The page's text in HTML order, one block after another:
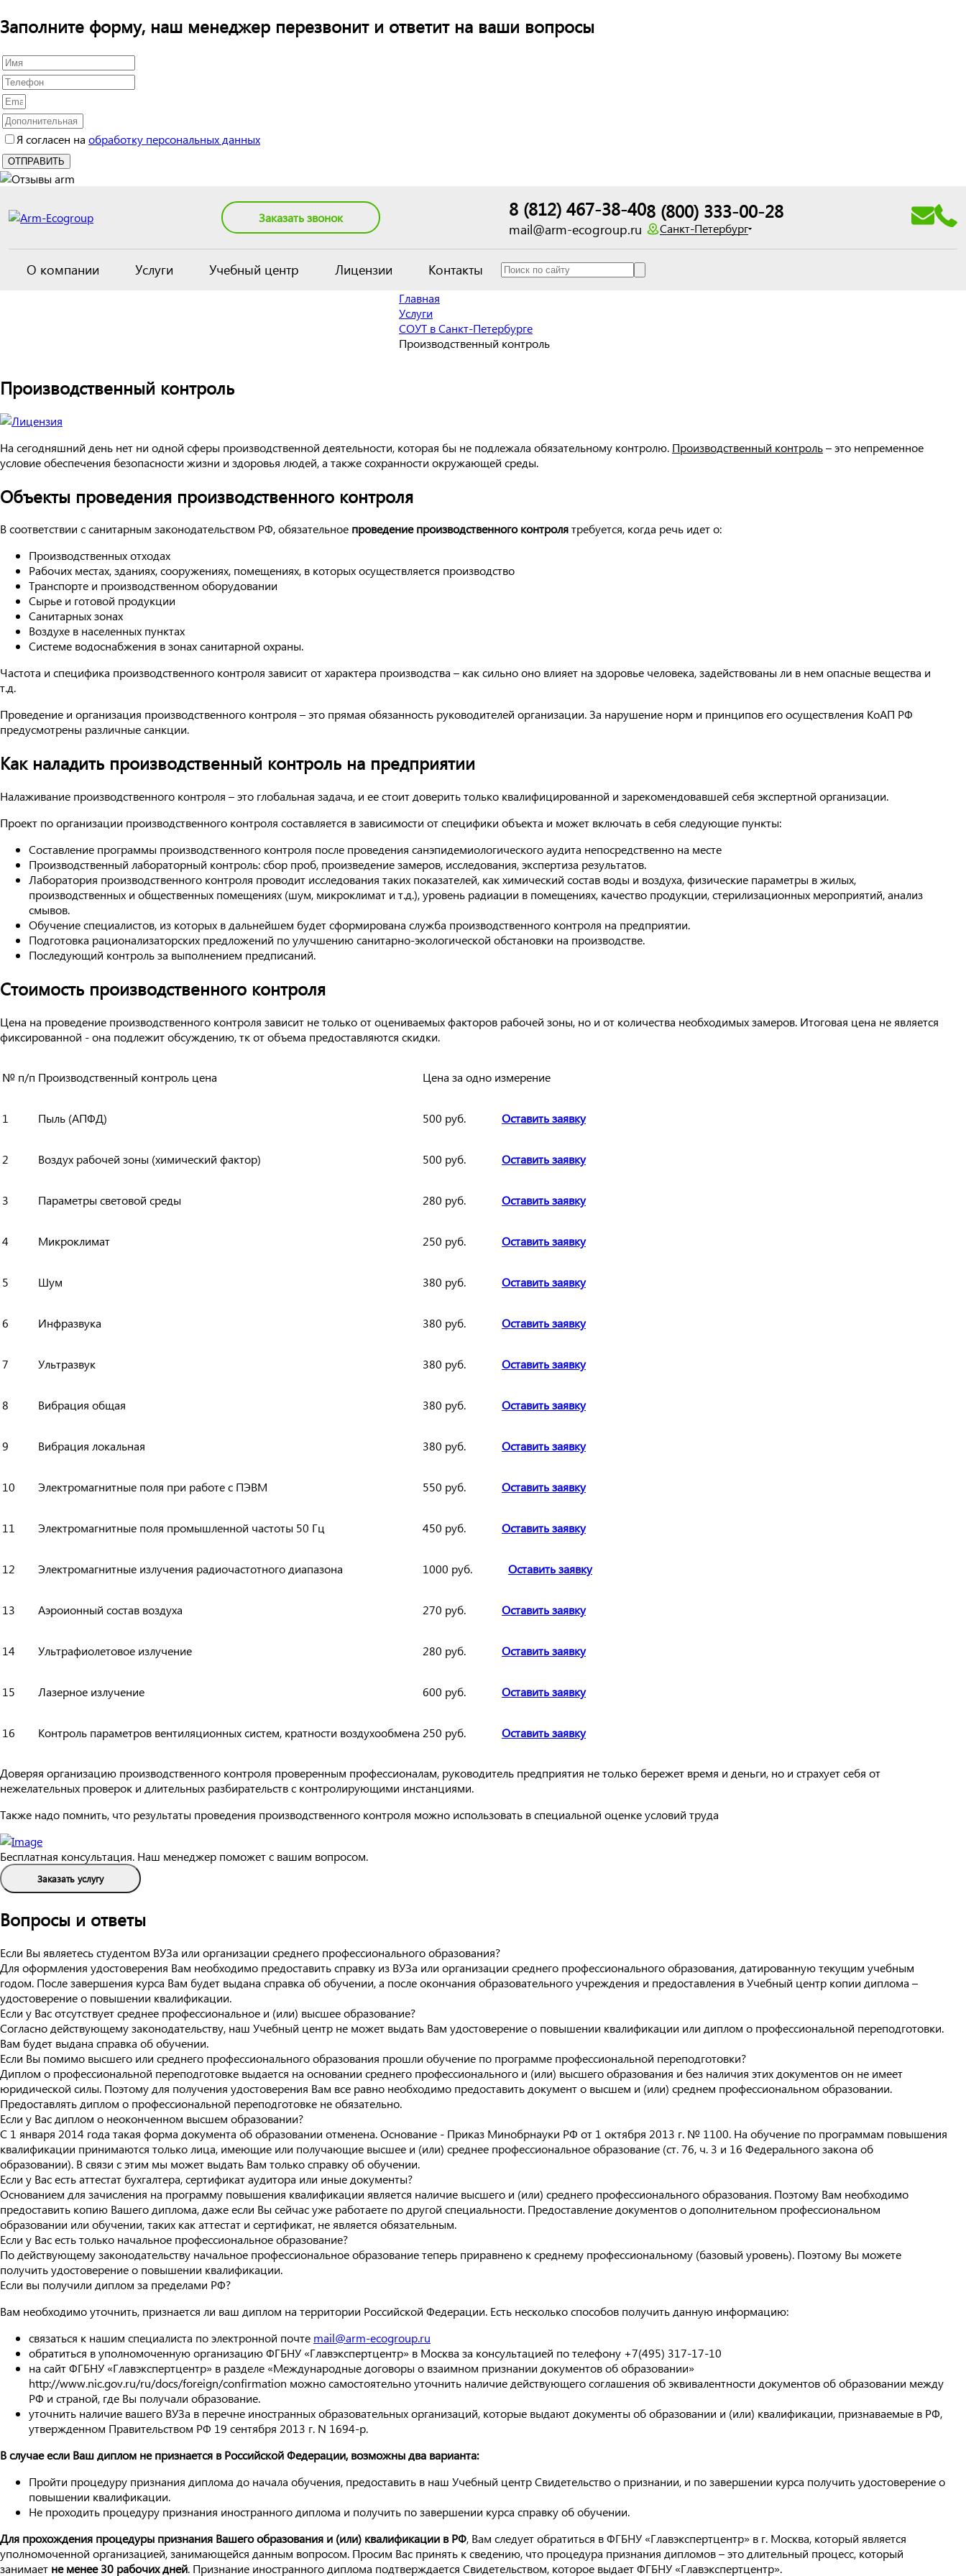
Заполните форму, наш менеджер перезвонит и ответит на ваши вопросы
Я согласен на обработку персональных данных
Заказать звонок 8 (812) 467-38-40
mail@arm-ecogroup.ru
8 (800) 333-00-28
Санкт-Петербург
О компании Услуги Учебный центр Лицензии Контакты
Главная
Услуги
СОУТ в Санкт-Петербурге
Производственный контроль
Производственный контроль
На сегодняшний день нет ни одной сферы производственной деятельности, которая бы не подлежала обязательному контролю. Производственный контроль– это непременное
условие обеспечения безопасности жизни и здоровья людей, а также сохранности окружающей среды.
Объекты проведения производственного контроля
В соответствии с санитарным законодательством РФ, обязательное проведение производственного контролятребуется, когда речь идет о:
Производственных отходах
Рабочих местах, зданиях, сооружениях, помещениях, в которых осуществляется производство
Транспорте и производственном оборудовании
Сырье и готовой продукции
Санитарных зонах
Воздухе в населенных пунктах
Системе водоснабжения в зонах санитарной охраны.
Частота и специфика производственного контроля зависит от характера производства – как сильно оно влияет на здоровье человека, задействованы ли в нем опасные вещества и
т.д.
Проведение и организация производственного контроля – это прямая обязанность руководителей организации. За нарушение норм и принципов его осуществления КоАП РФ
предусмотрены различные санкции.
Как наладить производственный контроль на предприятии
Налаживание производственного контроля – это глобальная задача, и ее стоит доверить только квалифицированной и зарекомендовавшей себя экспертной организации.
Проект по организации производственного контроля составляется в зависимости от специфики объекта и может включать в себя следующие пункты:
Составление программы производственного контроля после проведения санэпидемиологического аудита непосредственно на месте
Производственный лабораторный контроль: сбор проб, произведение замеров, исследования, экспертиза результатов.
Лаборатория производственного контроля проводит исследования таких показателей, как химический состав воды и воздуха, физические параметры в жилых,
производственных и общественных помещениях (шум, микроклимат и т.д.), уровень радиации в помещениях, качество продукции, стерилизационных мероприятий, анализ
смывов.
Обучение специалистов, из которых в дальнейшем будет сформирована служба производственного контроля на предприятии.
Подготовка рационализаторских предложений по улучшению санитарно-экологической обстановки на производстве.
Последующий контроль за выполнением предписаний.
Стоимость производственного контроля
Цена на проведение производственного контроля зависит не только от оцениваемых факторов рабочей зоны, но и от количества необходимых замеров. Итоговая цена не является
фиксированной - она подлежит обсуждению, тк от объема предоставляются скидки.
№ п/п Производственный контроль цена Цена за одно измерение
1 Пыль (АПФД) 500 руб. Оставить заявку
2 Воздух рабочей зоны (химический фактор) 500 руб. Оставить заявку
3 Параметры световой среды 280 руб. Оставить заявку
4 Микроклимат 250 руб. Оставить заявку
5 Шум 380 руб. Оставить заявку
6 Инфразвука 380 руб. Оставить заявку
7 Ультразвук 380 руб. Оставить заявку
8 Вибрация общая 380 руб. Оставить заявку
9 Вибрация локальная 380 руб. Оставить заявку
10 Электромагнитные поля при работе с ПЭВМ 550 руб. Оставить заявку
11 Электромагнитные поля промышленной частоты 50 Гц 450 руб. Оставить заявку
12 Электромагнитные излучения радиочастотного диапазона 1000 руб. Оставить заявку
13 Аэроионный состав воздуха 270 руб. Оставить заявку
14 Ультрафиолетовое излучение 280 руб. Оставить заявку
15 Лазерное излучение 600 руб. Оставить заявку
16 Контроль параметров вентиляционных систем, кратности воздухообмена 250 руб. Оставить заявку
Доверяя организацию производственного контроля проверенным профессионалам, руководитель предприятия не только бережет время и деньги, но и страхует себя от
нежелательных проверок и длительных разбирательств с контролирующими инстанциями.
Также надо помнить, что результаты проведения производственного контроля можно использовать в специальной оценке условий труда
Бесплатная консультация. Наш менеджер поможет с вашим вопросом.
Заказать услугу
Вопросы и ответы
Если Вы являетесь студентом ВУЗа или организации среднего профессионального образования?
Для оформления удостоверения Вам необходимо предоставить справку из ВУЗа или организации среднего профессионального образования, датированную текущим учебным
годом. После завершения курса Вам будет выдана справка об обучении, а после окончания образовательного учреждения и предоставления в Учебный центр копии диплома –
удостоверение о повышении квалификации.
Если у Вас отсутствует среднее профессиональное и (или) высшее образование?
Согласно действующему законодательству, наш Учебный центр не может выдать Вам удостоверение о повышении квалификации или диплом о профессиональной переподготовки.
Вам будет выдана справка об обучении.
Если Вы помимо высшего или среднего профессионального образования прошли обучение по программе профессиональной переподготовки?
Диплом о профессиональной переподготовке выдается на основании среднего профессионального и (или) высшего образования и без наличия этих документов он не имеет
юридической силы. Поэтому для получения удостоверения Вам все равно необходимо предоставить документ о высшем и (или) среднем профессиональном образовании.
Предоставлять диплом о профессиональной переподготовке не обязательно.
Если у Вас диплом о неоконченном высшем образовании?
С 1 января 2014 года такая форма документа об образовании отменена. Основание - Приказ Минобрнауки РФ от 1 октября 2013 г. № 1100. На обучение по программам повышения
квалификации принимаются только лица, имеющие или получающие высшее и (или) среднее профессиональное образование (ст. 76, ч. 3 и 16 Федерального закона об
образовании). В связи с этим мы может выдать Вам только справку об обучении.
Если у Вас есть аттестат бухгалтера, сертификат аудитора или иные документы?
Основанием для зачисления на программу повышения квалификации является наличие высшего и (или) среднего профессионального образования. Поэтому Вам необходимо
предоставить копию Вашего диплома, даже если Вы сейчас уже работаете по другой специальности. Предоставление документов о дополнительном профессиональном
образовании или обучении, таких как аттестат и сертификат, не является обязательным.
Если у Вас есть только начальное профессиональное образование?
По действующему законодательству начальное профессиональное образование теперь приравнено к среднему профессиональному (базовый уровень). Поэтому Вы можете
получить удостоверение о повышении квалификации.
Если вы получили диплом за пределами РФ?
Вам необходимо уточнить, признается ли ваш диплом на территории Российской Федерации. Есть несколько способов получить данную информацию:
связаться к нашим специалиста по электронной почте mail@arm-ecogroup.ru
обратиться в уполномоченную организацию ФГБНУ «Главэкспертцентр» в Москва за консультацией по телефону +7(495) 317-17-10
на сайт ФГБНУ «Главэкспертцентр» в разделе «Международные договоры о взаимном признании документов об образовании»
http://www.nic.gov.ru/ru/docs/foreign/confirmation можно самостоятельно уточнить наличие действующего соглашения об эквивалентности документов об образовании между
РФ и страной, где Вы получали образование.
уточнить наличие вашего ВУЗа в перечне иностранных образовательных организаций, которые выдают документы об образовании и (или) квалификации, признаваемые в РФ,
утвержденном Правительством РФ 19 сентября 2013 г. N 1694-р.
В случае если Ваш диплом не признается в Российской Федерации, возможны два варианта:
Пройти процедуру признания диплома до начала обучения, предоставить в наш Учебный центр Свидетельство о признании, и по завершении курса получить удостоверение о
повышении квалификации.
Не проходить процедуру признания иностранного диплома и получить по завершении курса справку об обучении.
Для прохождения процедуры признания Вашего образования и (или) квалификации в РФ, Вам следует обратиться в ФГБНУ «Главэкспертцентр» в г. Москва, который является
уполномоченной организацией, занимающейся данным вопросом. Просим Вас принять к сведению, что процедура признания дипломов – это длительный процесс, который
занимает не менее 30 рабочих дней. Признание иностранного диплома подтверждается Свидетельством, которое выдает ФГБНУ «Главэкспертцентр».